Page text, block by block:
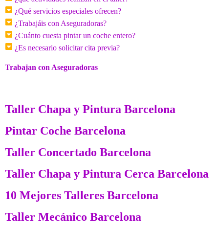
¿Qué servicios especiales ofrecen?
¿Trabajáis con Aseguradoras?
¿Cuánto cuesta pintar un coche entero?
¿Es necesario solicitar cita previa?
Trabajan con Aseguradoras
Taller Chapa y Pintura Barcelona
Pintar Coche Barcelona
Taller Concertado Barcelona
Taller Chapa y Pintura Cerca Barcelona
10 Mejores Talleres Barcelona
Taller Mecánico Barcelona